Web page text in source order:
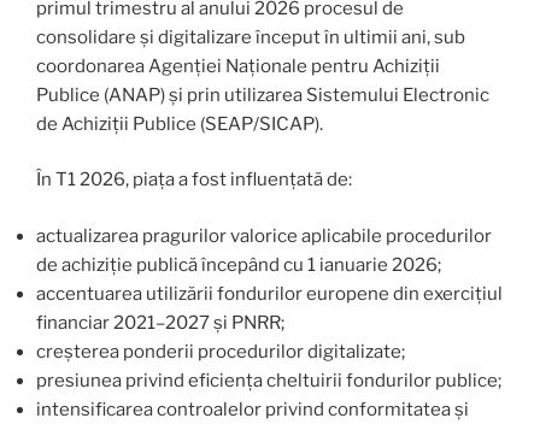
primul trimestru al anului 2026 procesul de
consolidare și digitalizare început în ultimii ani, sub
coordonarea Agenției Naționale pentru Achiziții
Publice (ANAP) și prin utilizarea Sistemului Electronic
de Achiziții Publice (SEAP/SICAP).
În T1 2026, piața a fost influențată de:
actualizarea pragurilor valorice aplicabile procedurilor
de achiziție publică începând cu 1 ianuarie 2026;
accentuarea utilizării fondurilor europene din exercițiul
financiar 2021–2027 și PNRR;
creșterea ponderii procedurilor digitalizate;
presiunea privind eficiența cheltuirii fondurilor publice;
intensificarea controalelor privind conformitatea și